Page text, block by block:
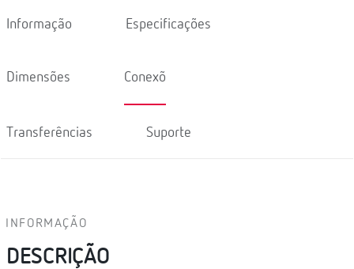
Informação Especificações
Dimensões Conexõ
Transferências Suporte
INFORMAÇÃO
DESCRIÇÃO